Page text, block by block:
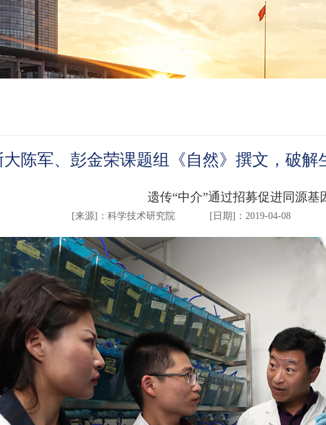
大陈军、彭金荣课题组《自然》撰文，破解
遗传“中介”通过招募促进同源基
[来源]： 科学技术研究院 [日期]：2019-04-08